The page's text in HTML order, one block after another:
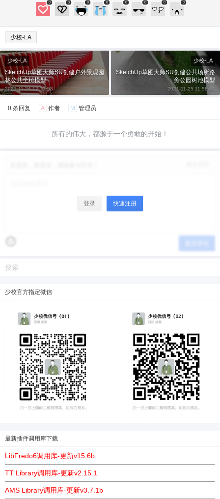
0 0 0 0 0 0 0 0
少校-LA
微信支付
¥
微信支付
立刻支付
少校-LA
SketchUp草图大师SU创建户外景观园
林公共坐椅模型
2021-11-24 12:17:53
少校-LA
SketchUp草图大师SU创建公共场所路
旁公园树池模型
2021-11-25 11:58:41
0 条回复 A 作者 M 管理员
所有的伟大，都源于一个勇敢的开始！
登录 快速注册
少校官方指定微信
最新插件调用库下载
LibFredo6调用库-更新v15.6b
TT Library调用库-更新v2.15.1
AMS Library调用库-更新v3.7.1b
限。
6位以上
忘记密码？找回 已有帐号？登录